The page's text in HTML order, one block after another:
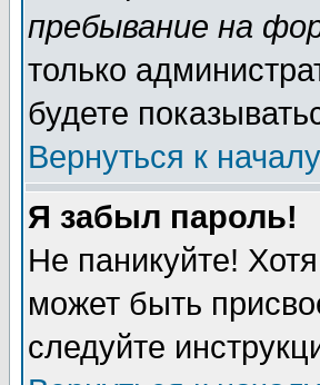
пребывание на
только
будете
Вернуться к началу
Я забыл пароль!
Не паникуйте!
может быть
следуйте